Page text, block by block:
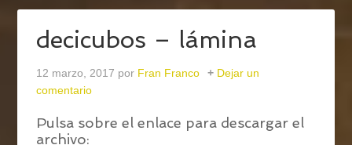
decicubos – lámina
12 marzo, 2017 por Fran Franco
Dejar un
comentario
Pulsa sobre el enlace para descargar el
archivo: